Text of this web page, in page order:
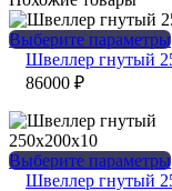
Выберите параметры
Швеллер гнутый
86000 ₽
Выберите параметры
Швеллер гнутый